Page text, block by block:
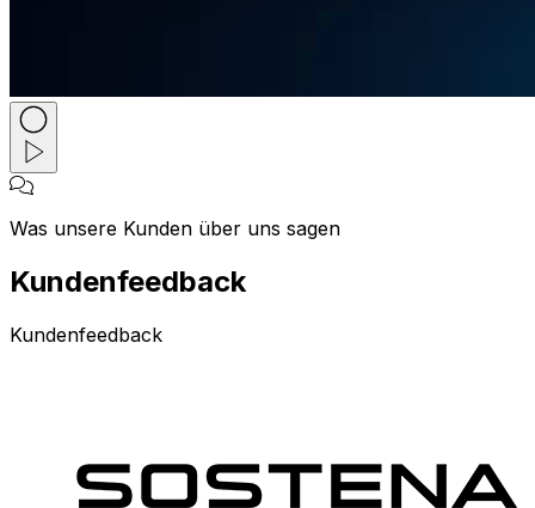
Was unsere Kunden über uns sagen
Kundenfeedback
Kundenfeedback